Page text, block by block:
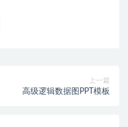
上一篇
高级逻辑数据图PPT模板